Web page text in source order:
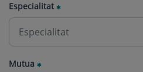
Especialitat
Mutua